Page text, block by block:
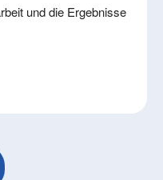
und die Ergebnisse